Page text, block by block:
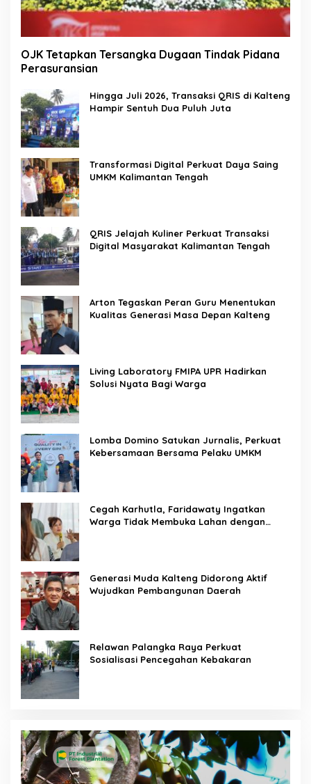
OJK Tetapkan Tersangka Dugaan Tindak Pidana
Perasuransian
Hingga Juli 2026, Transaksi QRIS di Kalteng
Hampir Sentuh Dua Puluh Juta
Transformasi Digital Perkuat Daya Saing
UMKM Kalimantan Tengah
QRIS Jelajah Kuliner Perkuat Transaksi
Digital Masyarakat Kalimantan Tengah
Arton Tegaskan Peran Guru Menentukan
Kualitas Generasi Masa Depan Kalteng
Living Laboratory FMIPA UPR Hadirkan
Solusi Nyata Bagi Warga
Lomba Domino Satukan Jurnalis, Perkuat
Kebersamaan Bersama Pelaku UMKM
Cegah Karhutla, Faridawaty Ingatkan
Warga Tidak Membuka Lahan dengan
Generasi Muda Kalteng Didorong Aktif
Wujudkan Pembangunan Daerah
Relawan Palangka Raya Perkuat
Sosialisasi Pencegahan Kebakaran